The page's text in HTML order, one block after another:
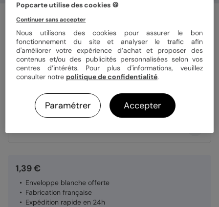
Botanic Wedding
Format 14x14 cm plié
Papier Papier Satiné
1,39 €
Enveloppe blanche offerte
Fabrication française
Expédition rapide en 24h
Popcarte utilise des cookies 🍪
Continuer sans accepter
Nous utilisons des cookies pour assurer le bon
fonctionnement du site et analyser le trafic afin
d'améliorer votre expérience d’achat et proposer des
contenus et/ou des publicités personnalisées selon vos
centres d’intérêts. Pour plus d'informations, veuillez
consulter notre politique de confidentialité.
Paramétrer Accepter